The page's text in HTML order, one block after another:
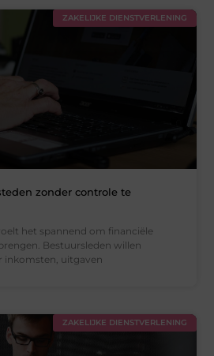
ZAKELIJKE DIENSTVERLENING
zonder controle te
het spannend om financiële
Bestuursleden willen
inkomsten, uitgaven
ZAKELIJKE DIENSTVERLENING